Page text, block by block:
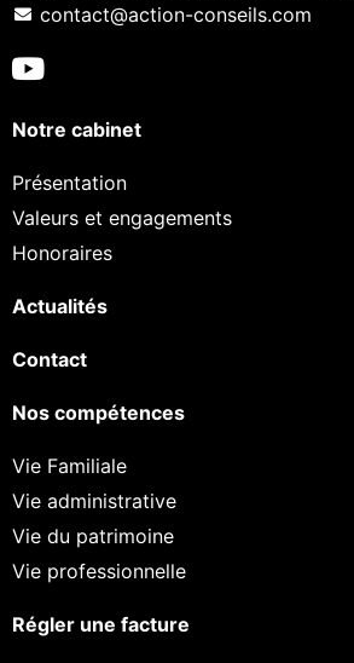
contact@action-conseils.com
Notre cabinet
Présentation
Valeurs et engagements
Honoraires
Actualités
Contact
Nos compétences
Vie Familiale
Vie administrative
Vie du patrimoine
Vie professionnelle
Régler une facture